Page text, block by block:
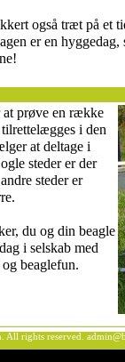
også træt på et
er en
prøve en række
i den
at deltage i
steder er der
steder er
du og din beagle
i selskab med
beaglefun.
rights reserved.